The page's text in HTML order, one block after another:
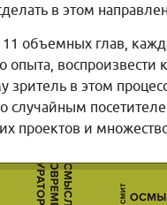
в этом
11 объемных глав,
опыта,
зритель в этом
случайным
проектов и